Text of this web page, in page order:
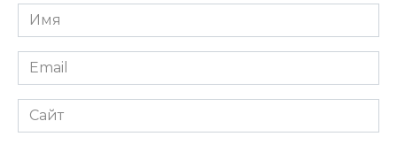
Имя
*
Email
*
Сайт